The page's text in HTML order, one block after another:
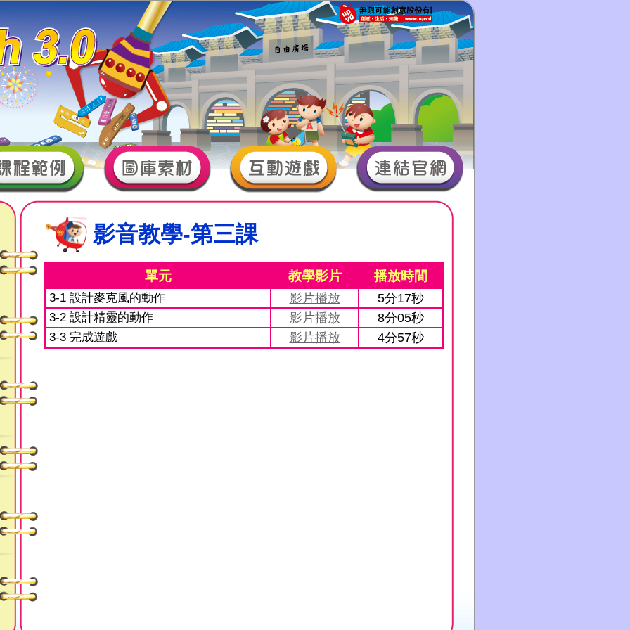
影音教學-第三課
單元 教學影片 播放時間
3-1 設計麥克風的動作 影片播放 5分17秒
3-2 設計精靈的動作 影片播放 8分05秒
3-3 完成遊戲 影片播放 4分57秒